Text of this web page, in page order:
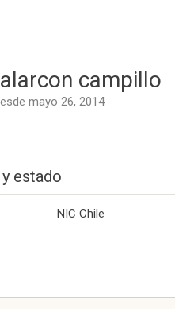
campillo
mayo 26, 2014
estado
NIC Chile